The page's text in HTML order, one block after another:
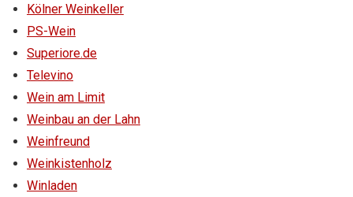
Kölner Weinkeller
PS-Wein
Superiore.de
Televino
Wein am Limit
Weinbau an der Lahn
Weinfreund
Weinkistenholz
Winladen